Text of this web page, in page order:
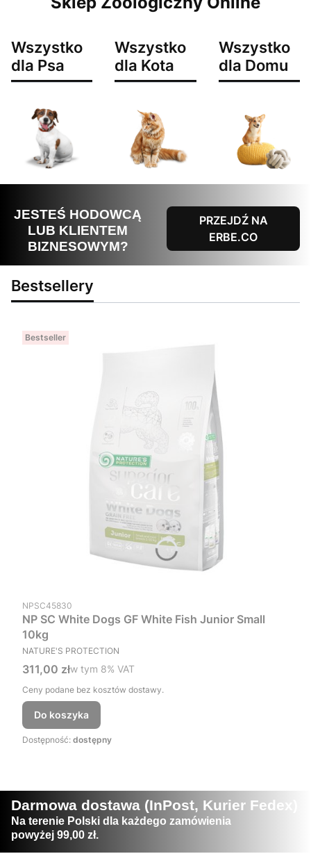
Wszystko
dla Psa
Wszystko
dla Kota
Wszystko
dla Domu
JESTEŚ HODOWCĄ
LUB KLIENTEM
BIZNESOWYM?
PRZEJDŹ NA
ERBE.CO
Bestsellery
Bestseller
Kod produktu
NPSC45830
NP SC White Dogs GF White Fish Junior Small
10kg
PRODUCENT
NATURE'S PROTECTION
Cena brutto
311,00 złw tym %s VAT
w tym 8% VAT
Ceny podane bez kosztów dostawy.
Do koszyka
Dostępność: dostępny
Darmowa dostawa (InPost, Kurier Fedex)
Na terenie Polski dla każdego zamówienia
powyżej 99,00 zł.